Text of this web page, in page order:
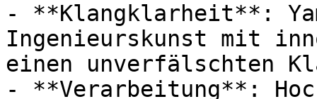
- **Klangklarheit**:
Ingenieurskunst mit
einen unverfälschten
- **Verarbeitung**: